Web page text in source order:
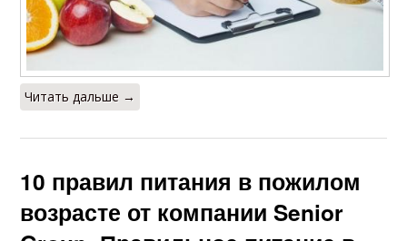
Читать дальше →
10 правил питания в пожилом
возрасте от компании Senior